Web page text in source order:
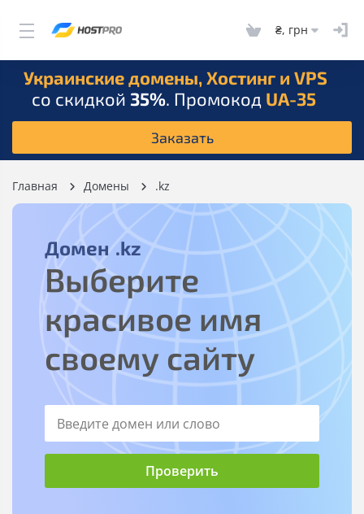
₴, грн
Украинские домены, Хостинг и VPS
со скидкой 35%. Промокод UA-35
Заказать
Главная Домены .kz
Домен .kz
Выберите
красивое имя
своему сайту